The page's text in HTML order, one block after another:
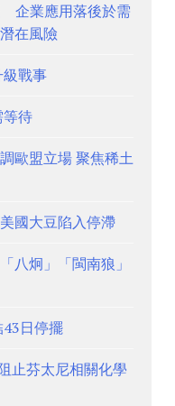
企業應用落後於需
在風險
戰事
待
歐盟立場 聚焦稀土
國大豆陷入停滯
八炯」「閩南狼」
日停擺
止芬太尼相關化學